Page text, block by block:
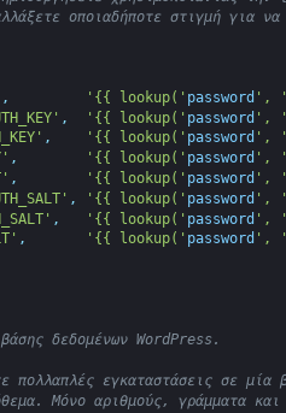
οποιαδήποτε στιγμή για
, '{{ lookup(' password ',
, '{{ lookup(' password ',
, '{{ lookup(' password ',
, '{{ lookup(' password ',
, '{{ lookup(' password ',
, '{{ lookup(' password ',
, '{{ lookup(' password ',
, '{{ lookup(' password ',
δεδομένων WordPress.
πολλαπλές εγκαταστάσεις σε μία
Μόνο αριθμούς, γράμματα